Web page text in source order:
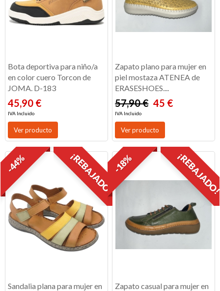
Bota deportiva para niño/a
en color cuero Torcon de
JOMA. D-183
45,90 €
IVA Incluido
Ver producto
Zapato plano para mujer en
piel mostaza ATENEA de
ERASESHOES....
57,90 € 45 €
IVA Incluido
Ver producto
¡REBAJADO!
-44%
Sandalia plana para mujer en
-18%
Zapato casual para mujer en